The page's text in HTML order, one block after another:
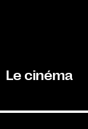
Le cinéma